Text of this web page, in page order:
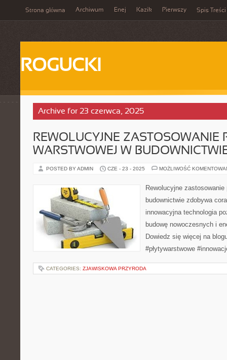
Strona główna Archiwum Enej Kazik Pierwszy Spis Treści
ROGUCKI
Archive for 23 czerwca, 2025
REWOLUCYJNE ZASTOSOWANIE
WARSTWOWEJ W
POSTED BY ADMIN CZE - 23 - 2025 MOŻLIWOŚĆ
Rewolucyjne zastosowanie
budownictwie zdobywa
innowacyjna technologia
budowę nowoczesnych i
Dowiedz się więcej na
#płytywarstwowe
CATEGORIES: ZJAWISKOWA PRZYRODA